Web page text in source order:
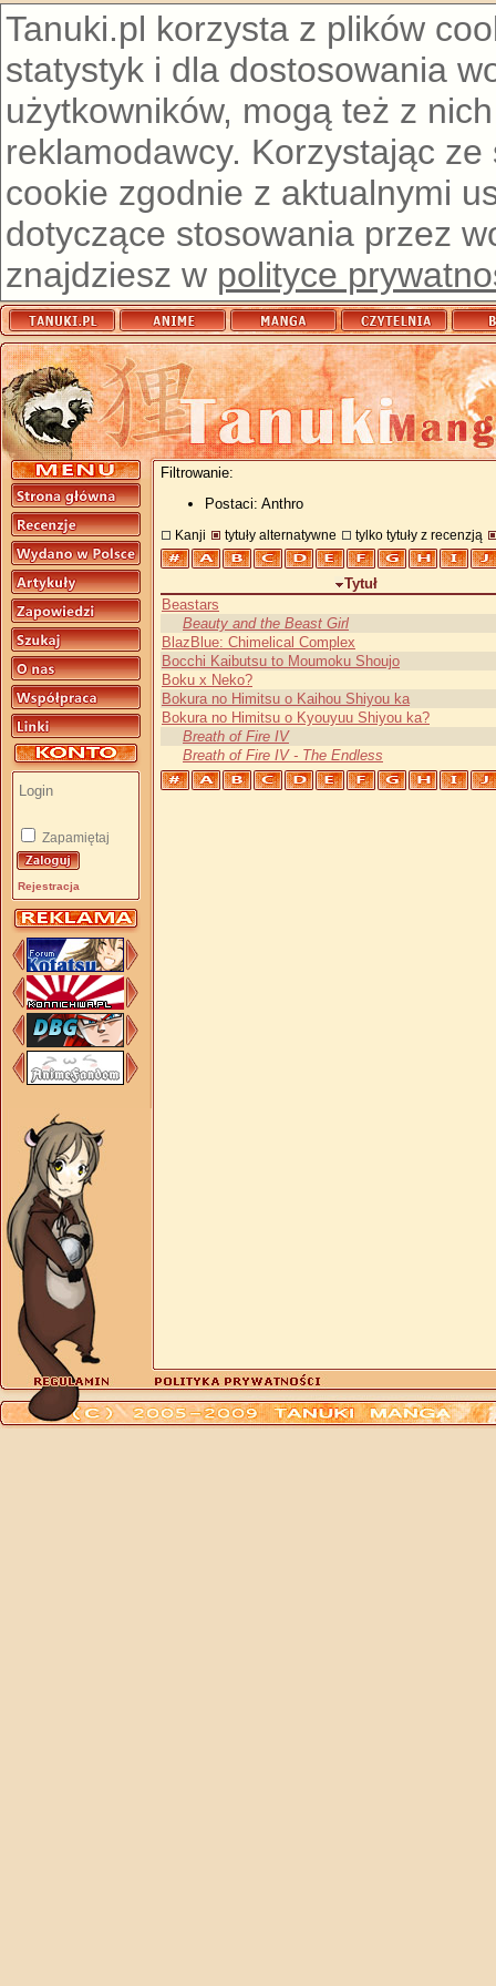
Tanuki.pl korzysta z plików
statystyk i dla dostosowania
użytkowników, mogą też z
reklamodawcy. Korzystając
cookie zgodnie z aktualnymi
dotyczące stosowania przez
znajdziesz w polityce
Zapamiętaj
Rejestracja
Filtrowanie:
Postaci: Anthro
Kanji tytuły alternatywne tylko tytuły z recenzją
Tytuł
Beastars
Beauty and the Beast Girl
BlazBlue: Chimelical Complex
Bocchi Kaibutsu to Moumoku Shoujo
Boku x Neko?
Bokura no Himitsu o Kaihou Shiyou ka
Bokura no Himitsu o Kyouyuu Shiyou ka?
Breath of Fire IV
Breath of Fire IV - The Endless